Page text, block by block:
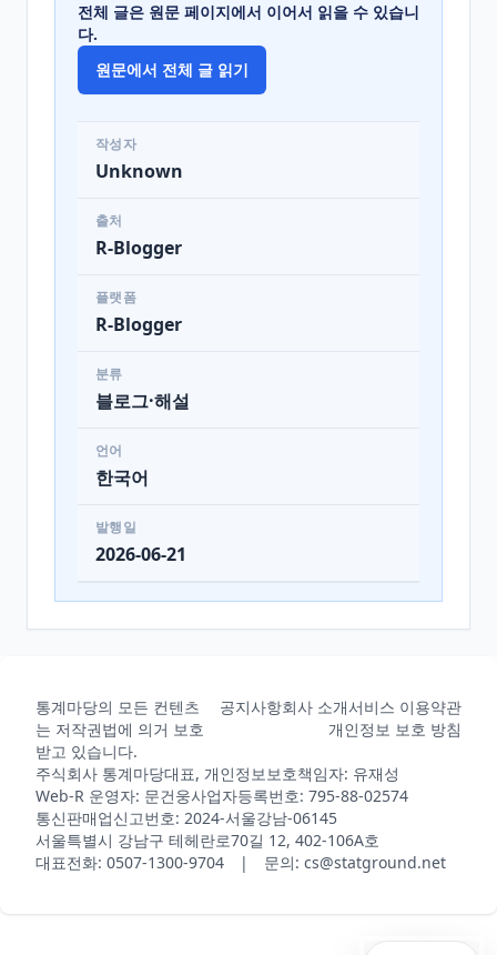
전체 글은 원문 페이지에서 이어서 읽을 수 있습니
다.
원문에서 전체 글 읽기
작성자
Unknown
출처
R-Blogger
플랫폼
R-Blogger
분류
블로그·해설
언어
한국어
발행일
2026-06-21
통계마당의 모든 컨텐츠
는 저작권법에 의거 보호
받고 있습니다.
공지사항회사 소개서비스 이용약관
개인정보 보호 방침
주식회사 통계마당대표, 개인정보보호책임자: 유재성
Web-R 운영자: 문건웅사업자등록번호: 795-88-02574
통신판매업신고번호: 2024-서울강남-06145
서울특별시 강남구 테헤란로70길 12, 402-106A호
대표전화: 0507-1300-9704 | 문의: cs@statground.net